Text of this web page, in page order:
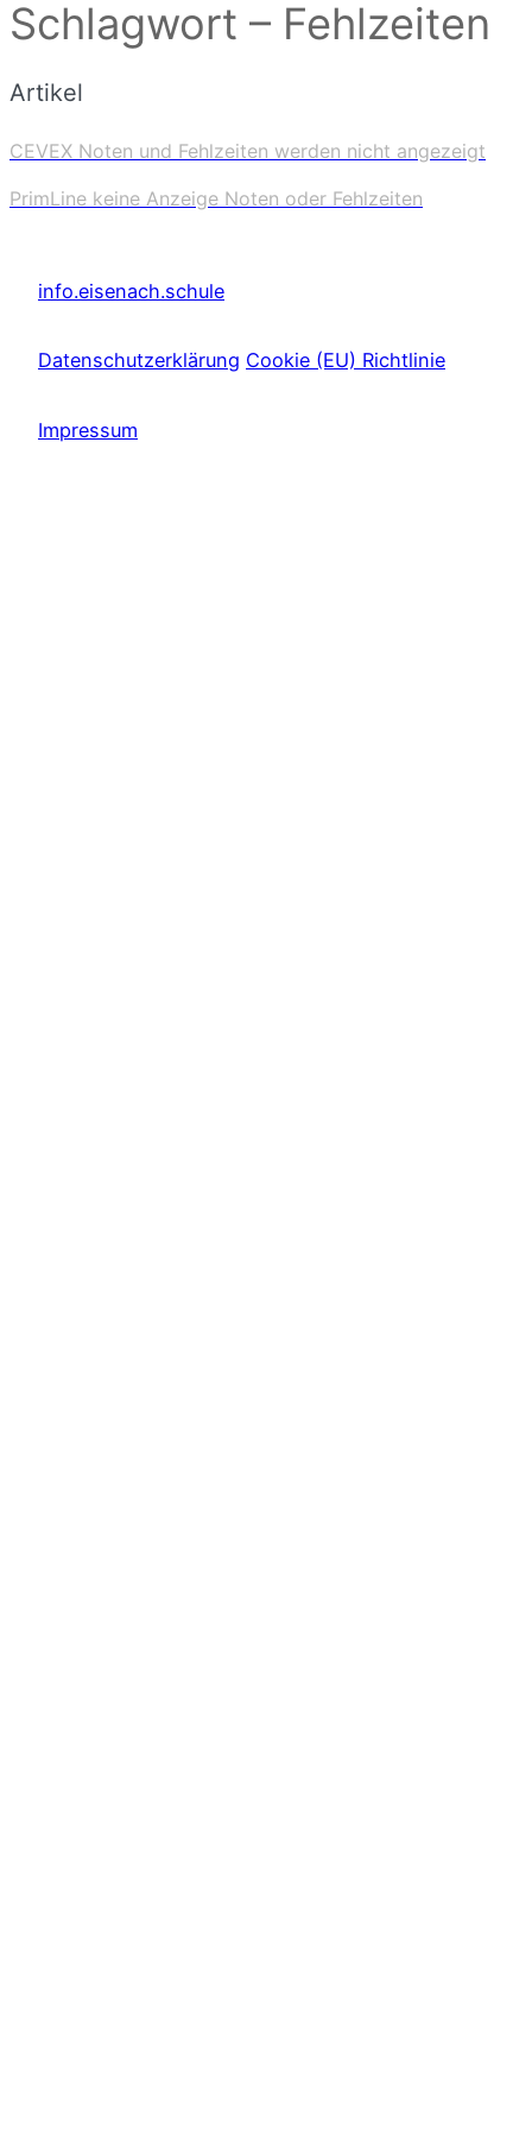
Schlagwort – Fehlzeiten
Artikel
CEVEX Noten und Fehlzeiten werden nicht angezeigt
PrimLine keine Anzeige Noten oder Fehlzeiten
info.eisenach.schule
Datenschutzerklärung Cookie (EU) Richtlinie
Impressum